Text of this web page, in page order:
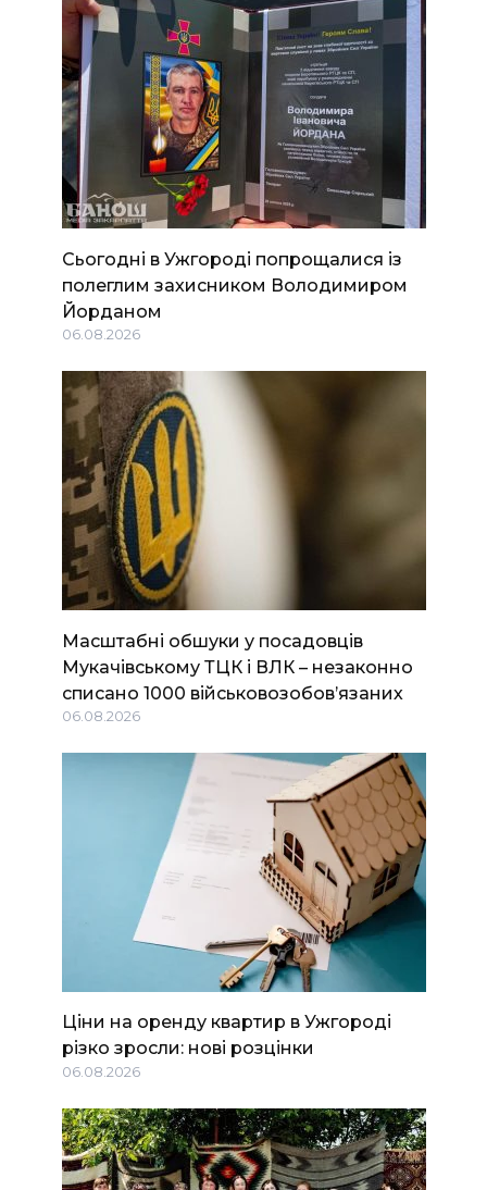
Сьогодні в Ужгороді попрощалися із
полеглим захисником Володимиром
Йорданом
06.08.2026
Масштабні обшуки у посадовців
Мукачівському ТЦК і ВЛК – незаконно
списано 1000 військовозобов’язаних
06.08.2026
Ціни на оренду квартир в Ужгороді
різко зросли: нові розцінки
06.08.2026